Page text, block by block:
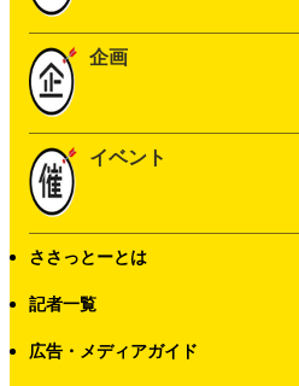
企画
イベント
ささっとーとは
記者一覧
広告・メディアガイド